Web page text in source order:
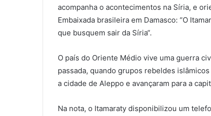
acompanha o acontecimentos na Síria, e
Embaixada brasileira em Damasco: “O
que busquem sair da Síria“.
O país do Oriente Médio vive uma guerra
passada, quando grupos rebeldes
a cidade de Aleppo e avançaram para a
Na nota, o Itamaraty disponibilizou um